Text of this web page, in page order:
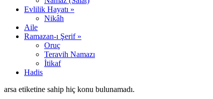
Evlilik Hayatı »
Nikâh
Aile
Ramazan-ı Şerif »
Oruç
Teravih Namazı
İtikaf
Hadis
arsa etiketine sahip hiç konu bulunamadı.